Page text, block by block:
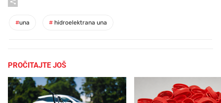
#una # hidroelektrana una
PROČITAJTE JOŠ